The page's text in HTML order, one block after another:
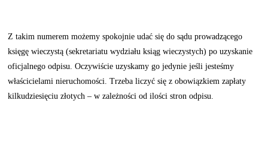
Z takim numerem możemy spokojnie udać się do sądu prowadzącego
księgę wieczystą (sekretariatu wydziału ksiąg wieczystych) po uzyskanie
oficjalnego odpisu. Oczywiście uzyskamy go jedynie jeśli jesteśmy
właścicielami nieruchomości. Trzeba liczyć się z obowiązkiem zapłaty
kilkudziesięciu złotych – w zależności od ilości stron odpisu.